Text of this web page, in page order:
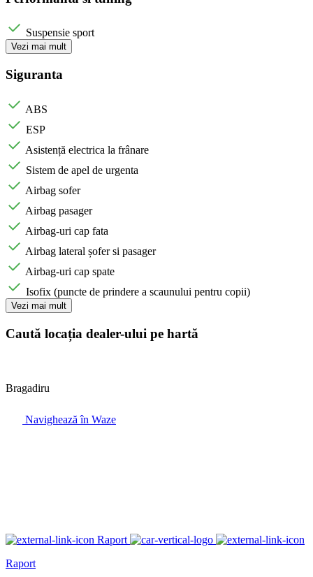
Suspensie sport
Vezi mai mult
Siguranta
ABS
ESP
Asistență electrica la frânare
Sistem de apel de urgenta
Airbag sofer
Airbag pasager
Airbag-uri cap fata
Airbag lateral șofer si pasager
Airbag-uri cap spate
Isofix (puncte de prindere a scaunului pentru copii)
Vezi mai mult
Caută locația dealer-ului pe hartă
Bragadiru
Navighează în Waze
Raport
Raport